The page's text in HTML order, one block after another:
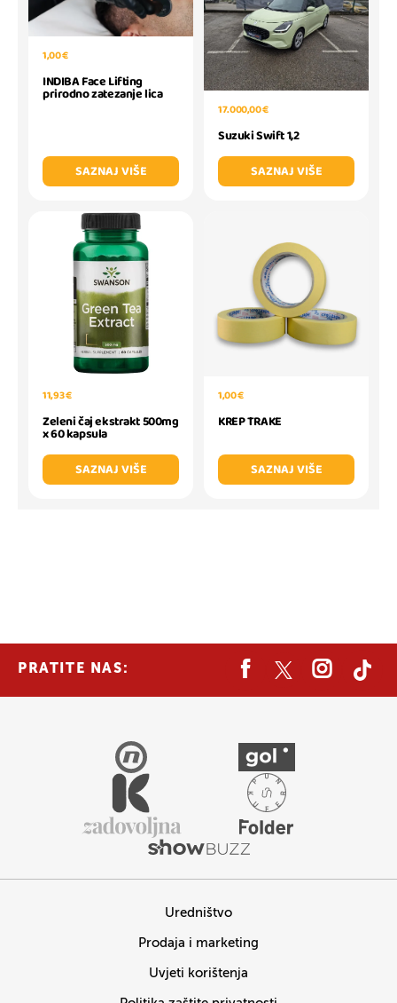
1,00 €
INDIBA Face Lifting
prirodno zatezanje lica
SAZNAJ VIŠE
17.000,00 €
Suzuki Swift 1,2
SAZNAJ VIŠE
11,93 €
Zeleni čaj ekstrakt 500mg
x 60 kapsula
SAZNAJ VIŠE
1,00 €
KREP TRAKE
SAZNAJ VIŠE
PRATITE NAS:
Uredništvo
Prodaja i marketing
Uvjeti korištenja